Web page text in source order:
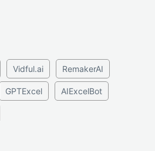
Vidful.ai RemakerAI
GPTExcel AIExcelBot